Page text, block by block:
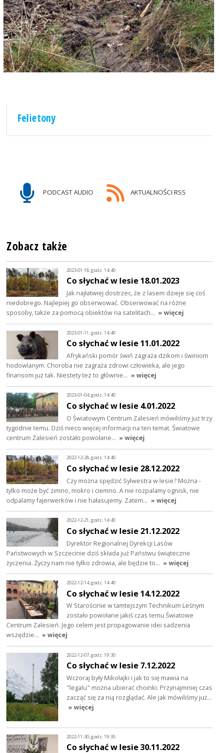
Felietony
PODCAST AUDIO AKTUALNOŚCI RSS
Zobacz także
2023-01-18, godz. 14:40
Co słychać w lesie 18.01.2023
Jak najłatwiej dostrzec, że z lasem dzieje się coś
niedobrego. Najlepiej go obserwować. Obserwować na różne
sposoby, także za pomocą obiektów na satelitach… » więcej
2023-01-11, godz. 14:40
Co słychać w lesie 11.01.2022
Afrykański pomór świń zagraża dzikom i świniom
hodowlanym. Choroba nie zagraża zdrowi człowieka, ale jego
finansom już tak. Niestety tez to głównie… » więcej
2023-01-04, godz. 14:40
Co słychać w lesie 4.01.2022
O Światowym Centrum Zalesień mówiliśmy już trzy
tygodnie temu. Dziś nieco więcej informacji na ten temat. Światowe
centrum Zalesień zostało powołane… » więcej
2022-12-28, godz. 14:40
Co słychać w lesie 28.12.2022
Czy można spędzić Sylwestra w lesie? Można -
tylko może być zimno, mokro i ciemno. A nie rozpalamy ognisk, nie
odpalamy fajerwerków i nie hałasujemy. Zatem… » więcej
2022-12-21, godz. 14:40
Co słychać w lesie 21.12.2022
Dyrektor Regionalnej Dyrekcji Lasów
Państwowych w Szczecinie dziś składa już Państwu świąteczne
życzenia. Życzy nam nie tylko zdrowia, ale będzie to… » więcej
2022-12-14, godz. 14:40
Co słychać w lesie 14.12.2022
W Starościnie w tamtejszym Technikum Leśnym
zostało powołane jakiś czas temu Światowe
Centrum Zalesień. Jego celem jest propagowanie idei sadzenia
wszędzie… » więcej
2022-12-07, godz. 19:30
Co słychać w lesie 7.12.2022
Wczoraj były Mikołajki i jak to się mawia na
"legalu" można ubierać choinki. Przynajmniej czas
zacząć się za nią rozglądać. Ale jak mówiliśmy już…
» więcej
2022-11-30, godz. 19:35
Co słychać w lesie 30.11.2022